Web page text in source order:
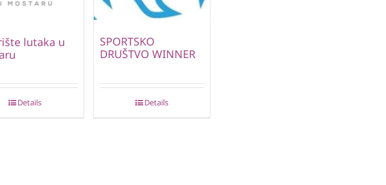
lutaka u
Details
SPORTSKO
DRUŠTVO WINNER
Details